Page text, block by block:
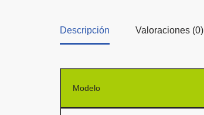
Descripción Valoraciones (0)
Modelo